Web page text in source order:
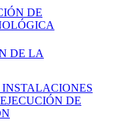
DE
DE LA
DE